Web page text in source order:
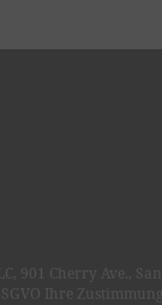
901 Cherry Ave., San
Ihre